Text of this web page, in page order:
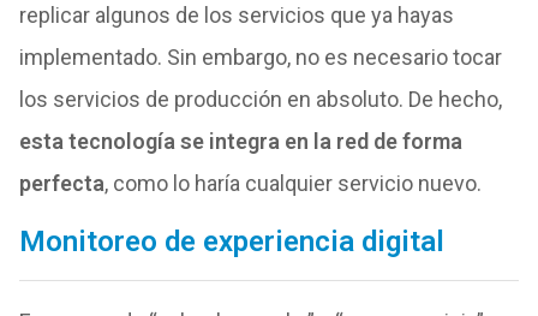
replicar algunos de los servicios que ya hayas
implementado. Sin embargo, no es necesario tocar
los servicios de producción en absoluto. De hecho,
esta tecnología se integra en la red de forma
perfecta, como lo haría cualquier servicio nuevo.
Monitoreo de experiencia digital